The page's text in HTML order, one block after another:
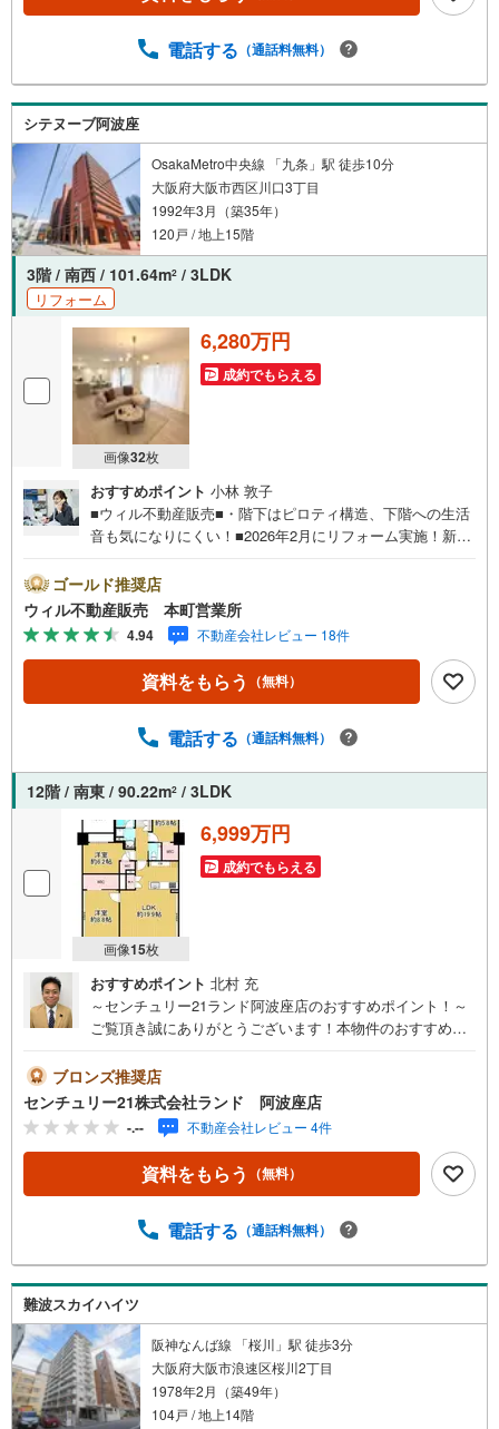
イレ）、壁天井クロス貼り、カラーTVモニター付インター
■お車でのご来場も可能です。周辺のコインパーキングまで
ご案内致しますので、担当者にお声がけください。■キッズ
スペースもございますので、小さなお子様がいらっしゃる
ご家庭もお気軽にご来場ください！【営業日】定休日はご
ざいません。水曜日も営業しております。
電話する （通話料無料）
シテヌーブ阿波座
OsakaMetro中央線 「九条」駅 徒歩10分
大阪府大阪市西区川口3丁目
1992年3月（築35年）
120戸 / 地上15階
3階 / 南西 / 101.64m2 / 3LDK
リフォーム
画像32枚
6,280万円
成約でもらえる
おすすめポイント 小林 敦子
■ウィル不動産販売■・階下はピロティ構造、下階への生活
音も気になりにくい！■2026年2月にリフォーム実施！新生
室、洗面化粧台、トイレ、給湯器、浴室換気乾燥機、クロ
ス（全面）、フローリング（全面）、建具交換・ハウスク
リーニングなど。■西屋内プール徒歩9分、休日のリフレッ
シュに！■九条駅徒歩10分！× 阿波座駅徒歩10分のWアクセ
ス！■専有面積101.64平米のゆとりある3LDK！■南西・北
西・北東の三方角住戸で採光・通風良好！■両面バルコニー
集う大空間！■収納が各所に！■オートロック完備で安心の
す。周辺のコインパーキングまでご案内致しますので、担
当者にお声がけください。■キッズスペースもございますの
で、小さなお子様がいらっしゃるご家庭もお気軽にご来場
ください！【営業日】定休日はございません。火曜日・水
曜日も営業しております。
ゴールド推奨店
ウィル不動産販売 本町営業所
4.94 不動産会社レビュー 18件
資料をもらう （無料）
電話する （通話料無料）
12階 / 南東 / 90.22m2 / 3LDK
画像15枚
6,999万円
成約でもらえる
おすすめポイント 北村 充
～センチュリー21ランド阿波座店のおすすめポイント！～
ご覧頂き誠にありがとうございます！本物件のおすすめポ
よる制限有り）●広々LDK約19.9帖！＜立地＞●大阪メトロ
中央線「阿波座」駅より徒歩約10分お気軽にお問い合わせ
ください！＜センチュリー21ランドについて＞●センチュ
リー21ランド阿波座店は・・・ お客様のニーズに寄り添
い、大切なお住まいのご購入に最後まで伴走いたします！●
リフォームのご相談も承っております。●不動産に関するお
ブロンズ推奨店
センチュリー21株式会社ランド 阿波座店
-.-- 不動産会社レビュー 4件
資料をもらう （無料）
電話する （通話料無料）
難波スカイハイツ
阪神なんば線 「桜川」駅 徒歩3分
大阪府大阪市浪速区桜川2丁目
1978年2月（築49年）
104戸 / 地上14階